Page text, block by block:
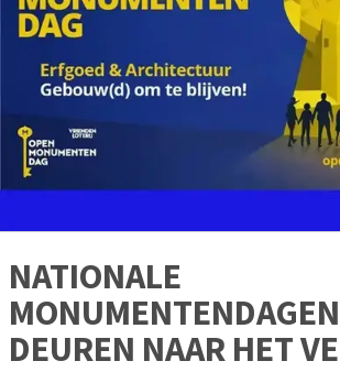
NATIONALE
DEUREN NAAR HET